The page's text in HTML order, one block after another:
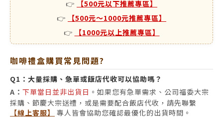
👉
【500元以下推薦專區】
👉
【500元～1000元推薦專區】
👉
【1000元以上推薦專區】
咖啡禮盒購買常見問題?
Q1： 大量採購、急單或飯店代收可以協助嗎？
A： 下單當日並非出貨日 。如果您有急單需求、公司福委大宗
採購、節慶大宗送禮，或是需要配合飯店代收，請先聯繫
【線上客服】
專人皆會協助您確認最優化的出貨時間。